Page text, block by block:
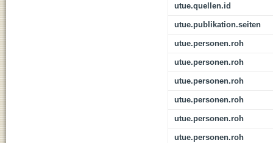
utue.quellen.id
utue.publikation.seiten
utue.personen.roh
utue.personen.roh
utue.personen.roh
utue.personen.roh
utue.personen.roh
utue.personen.roh